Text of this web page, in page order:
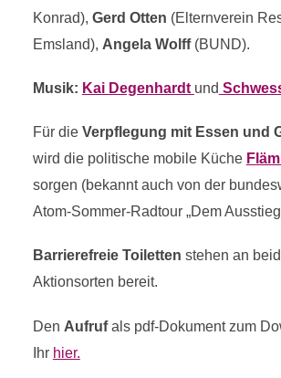
Konrad), Gerd Otten (Elternverein
Emsland), Angela Wolff(BUND).
Musik: Kai Degenhardt und
Für die Verpflegung mit Essen und
wird die politische mobile Küche
sorgen (bekannt auch von der
Atom-Sommer-Radtour „Dem
Barrierefreie Toiletten stehen an
Aktionsorten bereit.
Den Aufrufals pdf-Dokument zum
Ihr hier.